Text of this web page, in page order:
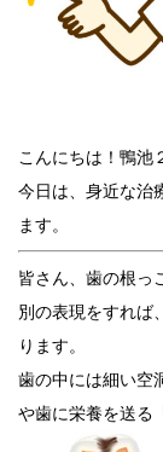
こんにちは！鴨池
今日は、身近な治
ます。
皆さん、歯の根っ
別の表現をすれば
ります。
歯の中には細い空
や歯に栄養を送る